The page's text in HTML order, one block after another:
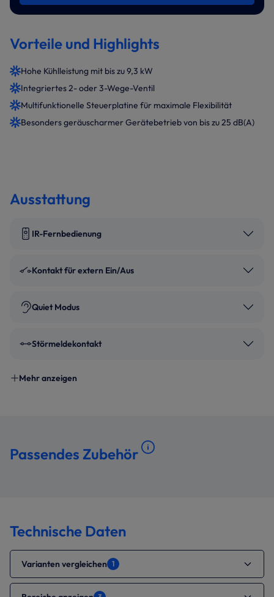
Vorteile und Highlights
Hohe Kühlleistung mit bis zu 9,3 kW
Integriertes 2- oder 3-Wege-Ventil
Multifunktionelle Steuerplatine für maximale Flexibilität
Besonders geräuscharmer Gerätebetrieb von bis zu 25 dB(A)
Ausstattung
IR-Fernbedienung
Kontakt für extern Ein/Aus
Quiet Modus
Störmeldekontakt
Mehr anzeigen
Passendes Zubehör
Technische Daten
Varianten vergleichen 1